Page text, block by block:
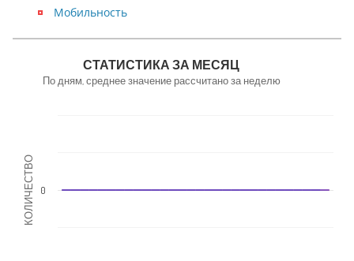
Мобильность
КОЛИЧЕСТВО
СТАТИСТИКА ЗА МЕСЯЦ
По дням, среднее значение рассчитано за неделю
0